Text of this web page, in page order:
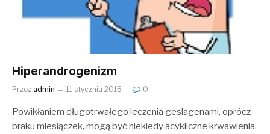
Hiperandrogenizm
Przez admin 11 stycznia 2015 0
Powikłaniem długotrwałego leczenia geslagenami, oprócz
braku miesiączek, mogą być niekiedy acykliczne krwawienia,